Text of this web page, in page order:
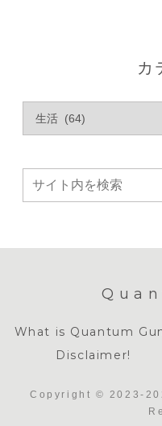
カ
What is Quantum
Disclaimer!
Copyright © 2023-